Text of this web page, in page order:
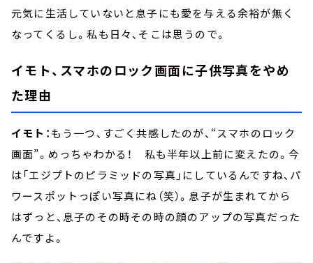
元気に生活していないと息子にも愛を与える余裕が無く
なってくるし。私も日々、そこは思うので。
イモト、スマホのロック画面に子供写真をやめ
た理由
イモト：もう一つ、すごく共感したのが、“スマホのロック
画面”。めっちゃわかる！ 私も半年以上前に変えたの。今
は「エジプトのピラミッドの写真」にしているんですね、パ
ワースポットっぽい写真にね（笑）。息子が生まれてから
はずっと、息子のその時その時の顔のアップの写真だった
んですよ。